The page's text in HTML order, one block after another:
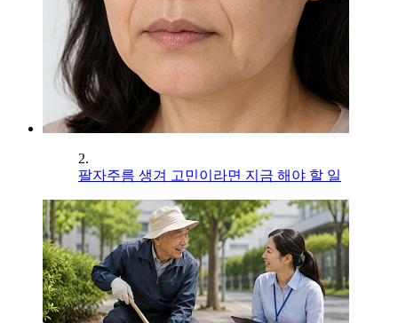
2.
팔자주름 생겨 고민이라면 지금 해야 할 일